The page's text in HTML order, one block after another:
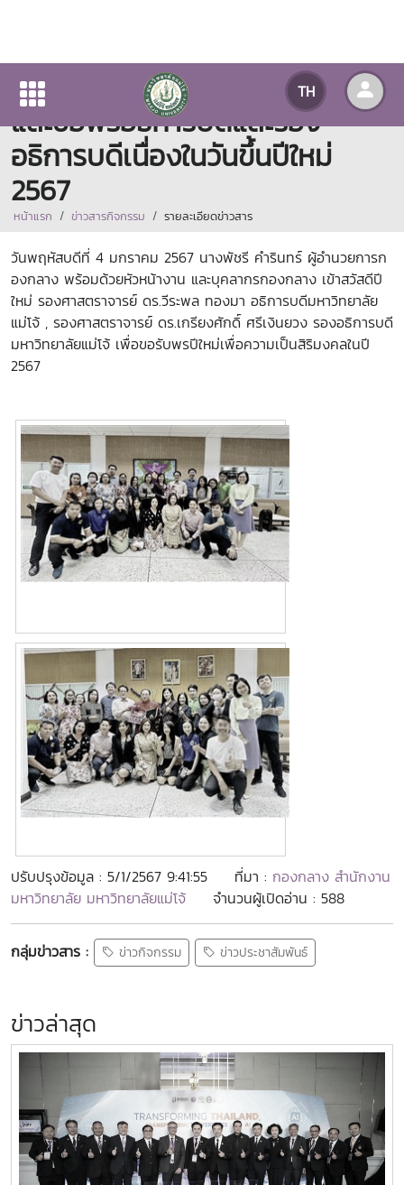
TH
บุคลากรกองกลางเข้าสวัสดีปีใหม่
และขอพรอธิการบดีและรอง
อธิการบดีเนื่องในวันขึ้นปีใหม่
2567
หน้าแรก ข่าวสารกิจกรรม รายละเอียดข่าวสาร
วันพฤหัสบดีที่ 4 มกราคม 2567 นางพัชรี คำรินทร์ ผู้อำนวยการก
องกลาง พร้อมด้วยหัวหน้างาน และบุคลากรกองกลาง เข้าสวัสดีปี
ใหม่ รองศาสตราจารย์ ดร.วีระพล ทองมา อธิการบดีมหาวิทยาลัย
แม่โจ้ , รองศาสตราจารย์ ดร.เกรียงศักดิ์ ศรีเงินยวง รองอธิการบดี
มหาวิทยาลัยแม่โจ้ เพื่อขอรับพรปีใหม่เพื่อความเป็นสิริมงคลในปี
2567
ปรับปรุงข้อมูล : 5/1/2567 9:41:55 ที่มา : กองกลาง สำนักงาน
มหาวิทยาลัย มหาวิทยาลัยแม่โจ้
จำนวนผู้เปิดอ่าน : 588
กลุ่มข่าวสาร : ข่าวกิจกรรม ข่าวประชาสัมพันธ์
ข่าวล่าสุด